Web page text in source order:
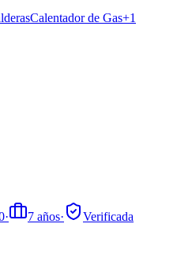
Calentador de Gas+1
· 7 años·
Verificada